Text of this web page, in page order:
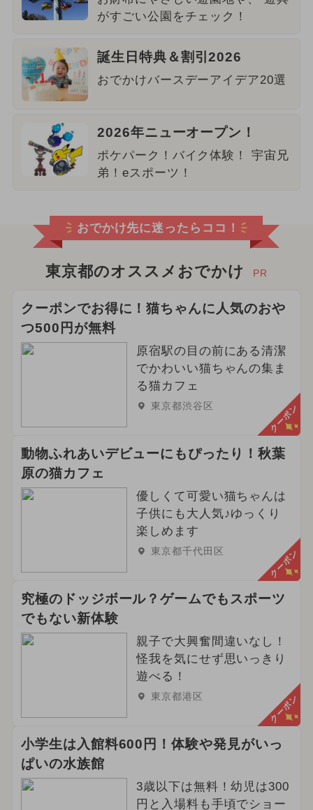
がすごい公園をチェック！
誕生日特典＆割引2026
おでかけバースデーアイデア20選
2026年ニューオープン！
ポケパーク！バイク体験！ 宇宙兄
弟！eスポーツ！
おでかけ先に迷ったらココ！
東京都のオススメおでかけ PR
クーポンでお得に！猫ちゃんに人気のおや
つ500円が無料
原宿駅の目の前にある清潔
でかわいい猫ちゃんの集ま
る猫カフェ
東京都渋谷区 クーポン
動物ふれあいデビューにもぴったり！秋葉
原の猫カフェ
優しくて可愛い猫ちゃんは
子供にも大人気♪ゆっくり
楽しめます
東京都千代田区 クーポン
究極のドッジボール？ゲームでもスポーツ
でもない新体験
親子で大興奮間違いなし！
怪我を気にせず思いっきり
遊べる！
東京都港区 クーポン
小学生は入館料600円！体験や発見がいっ
ぱいの水族館
3歳以下は無料！幼児は300
円と入場料も手頃でショー